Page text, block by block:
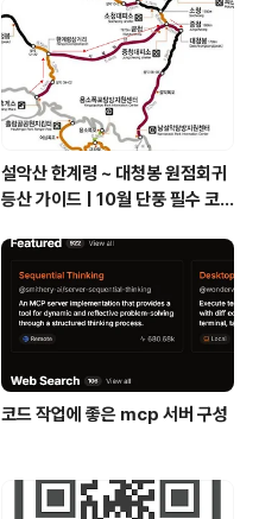
설악산 한계령 ~ 대청봉 원점회귀
등산 가이드 | 10월 단풍 필수 코
코드 작업에 좋은 mcp 서버 구성